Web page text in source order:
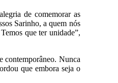
de comemorar as
Sarinho, a quem nós
que ter unidade”,
contemporâneo. Nunca
que embora seja o